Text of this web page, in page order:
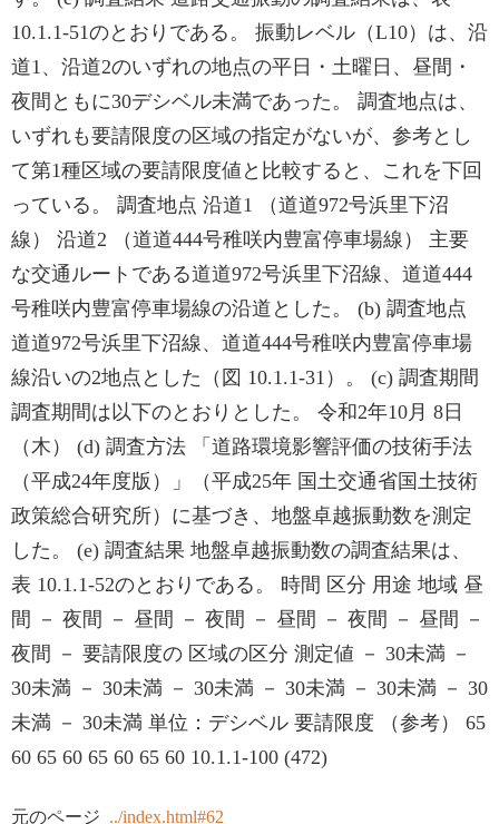
10.1.1-51のとおりである。 振動レベル（L10）は、沿
道1、沿道2のいずれの地点の平日・土曜日、昼間・
夜間ともに30デシベル未満であった。 調査地点は、
いずれも要請限度の区域の指定がないが、参考とし
て第1種区域の要請限度値と比較すると、これを下回
っている。 調査地点 沿道1 （道道972号浜里下沼
線） 沿道2 （道道444号稚咲内豊富停車場線） 主要
な交通ルートである道道972号浜里下沼線、道道444
号稚咲内豊富停車場線の沿道とした。 (b) 調査地点
道道972号浜里下沼線、道道444号稚咲内豊富停車場
線沿いの2地点とした（図 10.1.1-31）。 (c) 調査期間
調査期間は以下のとおりとした。 令和2年10月 8日
（木） (d) 調査方法 「道路環境影響評価の技術手法
（平成24年度版）」（平成25年 国土交通省国土技術
政策総合研究所）に基づき、地盤卓越振動数を測定
した。 (e) 調査結果 地盤卓越振動数の調査結果は、
表 10.1.1-52のとおりである。 時間 区分 用途 地域 昼
間 － 夜間 － 昼間 － 夜間 － 昼間 － 夜間 － 昼間 －
夜間 － 要請限度の 区域の区分 測定値 － 30未満 －
30未満 － 30未満 － 30未満 － 30未満 － 30未満 － 30
未満 － 30未満 単位：デシベル 要請限度 （参考） 65
60 65 60 65 60 65 60 10.1.1-100 (472)
元のページ ../index.html#62